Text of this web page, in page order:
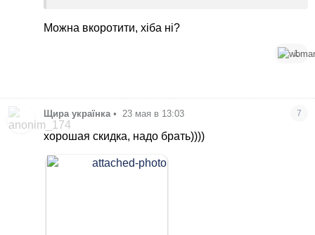
капелюхів з сумками, але саме ця, на мій погляд,
Можна вкоротити, хіба ні?
1
Щира українка • 23 мая в 13:03 7
хорошая скидка, надо брать))))